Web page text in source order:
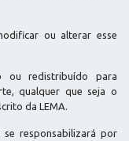
ou alterar esse
ou redistribuído para
qualquer que seja o
da LEMA.
responsabilizará por